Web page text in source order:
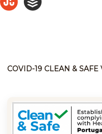
COVID-19 CLEAN &